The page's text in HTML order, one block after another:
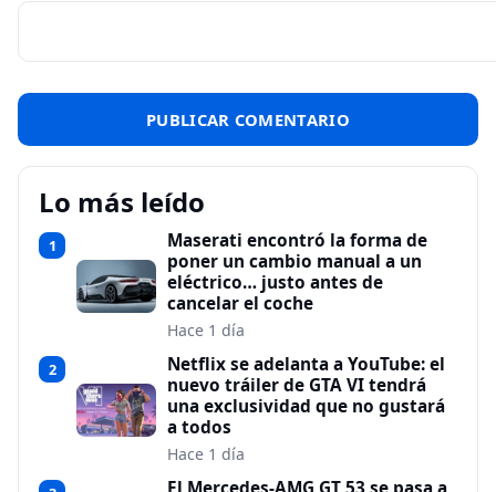
Lo más leído
1
Maserati encontró la forma de
poner un cambio manual a un
eléctrico… justo antes de
cancelar el coche
Hace 1 día
2
Netflix se adelanta a YouTube: el
nuevo tráiler de GTA VI tendrá
una exclusividad que no gustará
a todos
Hace 1 día